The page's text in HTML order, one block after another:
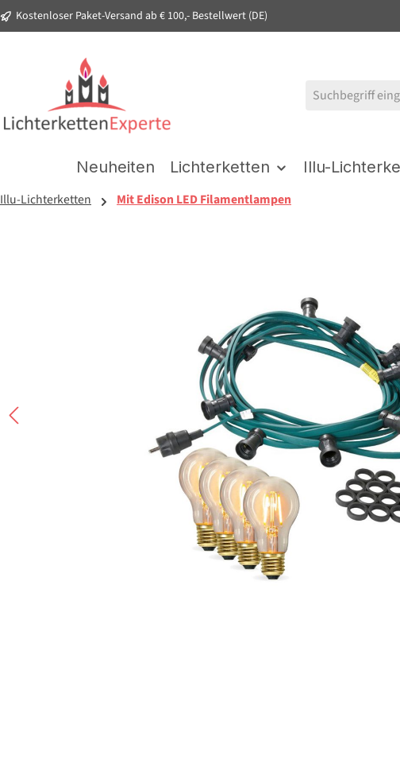
Zur Hauptnavigation springen
Kostenloser Paket-Versand ab € 100,- Bestellwert (DE)
Neuheiten Lichterketten Illu-
Illu-Lichterketten Mit Edison LED Filamentlampen